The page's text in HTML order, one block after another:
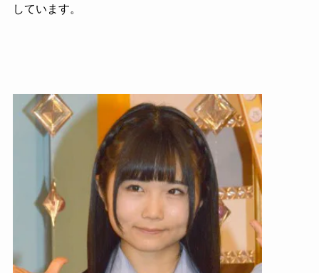
しています。